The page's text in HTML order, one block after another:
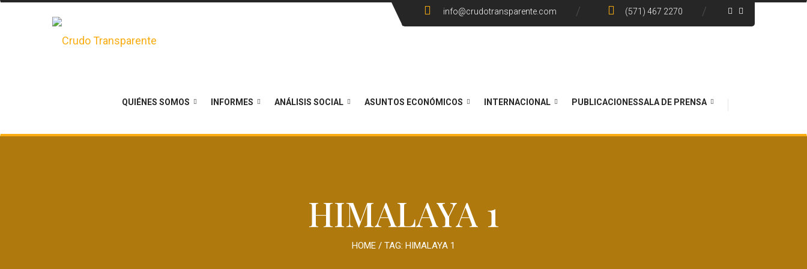
info@crudotransparente.com (571) 467 2270
QUIÉNES SOMOS INFORMES ANÁLISIS SOCIAL ASUNTOS ECONÓMICOS INTERNACIONAL PUBLICACIONESSALA DE PRENSA
HIMALAYA 1
HOME / TAG: HIMALAYA 1